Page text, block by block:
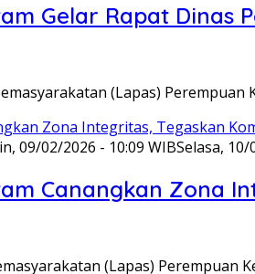
Gelar Rapat Dinas
(Lapas)
09/02/2026 - 10:09 WIBSelasa, 10/
Canangkan Zona
(Lapas)